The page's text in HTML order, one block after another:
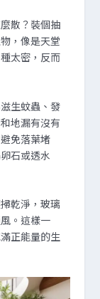
散？裝個抽
，像是天堂
太密，反而
生蚊蟲、發
地漏有沒有
免落葉堵
石或透水
乾淨，玻璃
。這樣一
正能量的生